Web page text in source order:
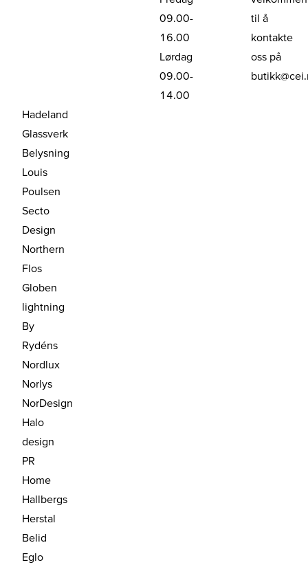
09.00-
16.00
Lørdag
09.00-
14.00
til å
kontakte
oss på
Hadeland
Glassverk
Belysning
Louis
Poulsen
Secto
Design
Northern
Flos
Globen
lightning
By
Rydéns
Nordlux
Norlys
NorDesign
Halo
design
PR
Home
Hallbergs
Herstal
Belid
Eglo